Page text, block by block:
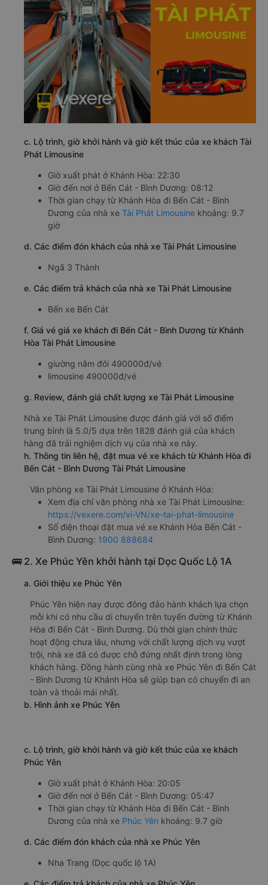
c. Lộ trình, giờ khởi hành và giờ kết thúc của xe khách Tài
Phát Limousine
Giờ xuất phát ở Khánh Hòa: 22:30
Giờ đến nơi ở Bến Cát - Bình Dương: 08:12
Thời gian chạy từ Khánh Hòa đi Bến Cát - Bình
Dương của nhà xe Tài Phát Limousine khoảng: 9.7
giờ
d. Các điểm đón khách của nhà xe Tài Phát Limousine
Ngã 3 Thành
e. Các điểm trả khách của nhà xe Tài Phát Limousine
Bến xe Bến Cát
f. Giá vé giá xe khách đi Bến Cát - Bình Dương từ Khánh
Hòa Tài Phát Limousine
giường nằm đôi 490000đ/vé
limousine 490000đ/vé
g. Review, đánh giá chất lượng xe Tài Phát Limousine
Nhà xe Tài Phát Limousine được đánh giá với số điểm
trung bình là 5.0/5 dựa trên 1828 đánh giá của khách
hàng đã trải nghiệm dịch vụ của nhà xe này.
h. Thông tin liên hệ, đặt mua vé xe khách từ Khánh Hòa đi
Bến Cát - Bình Dương Tài Phát Limousine
Văn phòng xe Tài Phát Limousine ở Khánh Hòa:
Xem địa chỉ văn phòng nhà xe Tài Phát Limousine:
https://vexere.com/vi-VN/xe-tai-phat-limousine
Số điện thoại đặt mua vé xe Khánh Hòa Bến Cát -
Bình Dương: 1900 888684
🚌 2. Xe Phúc Yên khởi hành tại Dọc Quốc Lộ 1A
a. Giới thiệu xe Phúc Yên
Phúc Yên hiện nay được đông đảo hành khách lựa chọn
mỗi khi có nhu cầu di chuyển trên tuyến đường từ Khánh
Hòa đi Bến Cát - Bình Dương. Dù thời gian chính thức
hoạt động chưa lâu, nhưng với chất lượng dịch vụ vượt
trội, nhà xe đã có được chỗ đứng nhất định trong lòng
khách hàng. Đồng hành cùng nhà xe Phúc Yên đi Bến Cát
- Bình Dương từ Khánh Hòa sẽ giúp bạn có chuyến đi an
toàn và thoải mái nhất.
b. Hình ảnh xe Phúc Yên